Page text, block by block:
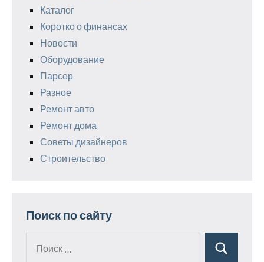
Каталог
Коротко о финансах
Новости
Оборудование
Парсер
Разное
Ремонт авто
Ремонт дома
Советы дизайнеров
Строительство
Поиск по сайту
Поиск